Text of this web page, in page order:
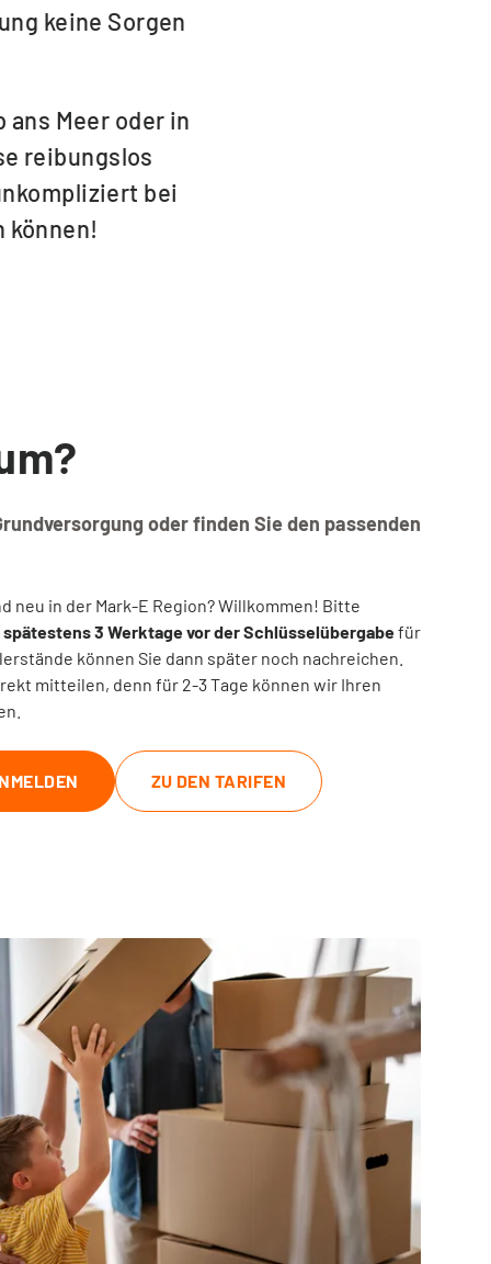
keine Sorgen
ans Meer oder in
reibungslos
bei
können!
oder finden Sie den passenden
neu in der Mark-E Region? Willkommen! Bitte
spätestens 3 Werktage vor der Schlüsselübergabefür
können Sie dann später noch nachreichen.
mitteilen, denn für 2-3 Tage können wir Ihren
ZU DEN TARIFEN